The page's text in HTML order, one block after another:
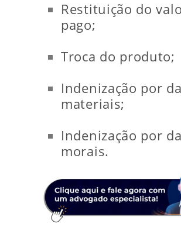
Restituição do
pago;
Troca do produto;
Indenização por
materiais;
Indenização por
morais.